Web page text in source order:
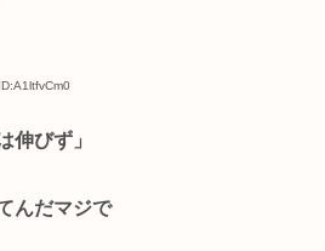
ID:A1ltfvCm0
伸びず」
んだマジで